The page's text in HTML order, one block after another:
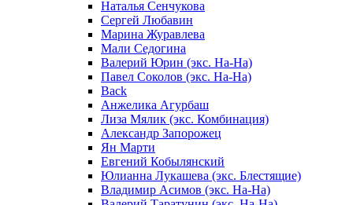
Наталья Сенчукова
Сергей Любавин
Марина Журавлева
Мали Седогина
Валерий Юрин (экс. На-На)
Павел Соколов (экс. На-На)
Back
Анжелика Агурбаш
Лиза Мялик (экс. Комбинация)
Александр Запорожец
Ян Марти
Евгений Кобылянский
Юлианна Лукашева (экс. Блестящие)
Владимир Асимов (экс. На-На)